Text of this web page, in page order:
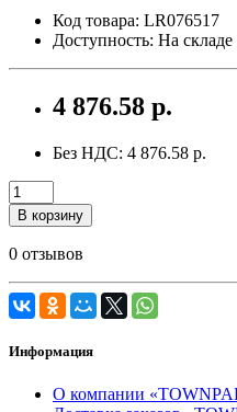
Код товара: LR076517
Доступность: На складе
4 876.58 р.
Без НДС: 4 876.58 р.
В корзину
0 отзывов
Информация
О компании